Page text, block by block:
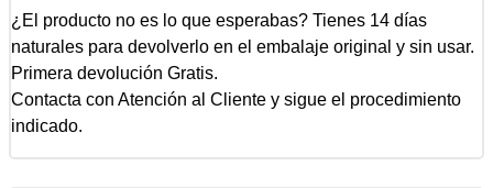
¿El producto no es lo que esperabas? Tienes 14 días
naturales para devolverlo en el embalaje original y sin usar.
Primera devolución Gratis.
Contacta con Atención al Cliente y sigue el procedimiento
indicado.